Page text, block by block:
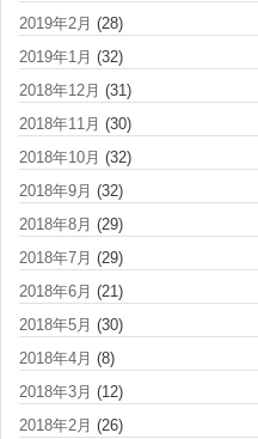
2019年2月 (28)
2019年1月 (32)
2018年12月 (31)
2018年11月 (30)
2018年10月 (32)
2018年9月 (32)
2018年8月 (29)
2018年7月 (29)
2018年6月 (21)
2018年5月 (30)
2018年4月 (8)
2018年3月 (12)
2018年2月 (26)